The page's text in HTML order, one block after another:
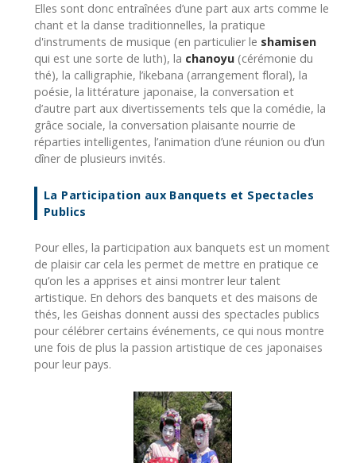
Elles sont donc entraînées d’une part aux arts comme le
chant et la danse traditionnelles, la pratique
d'instruments de musique (en particulier le shamisen
qui est une sorte de luth), la chanoyu (cérémonie du
thé), la calligraphie, l’ikebana (arrangement floral), la
poésie, la littérature japonaise, la conversation et
d’autre part aux divertissements tels que la comédie, la
grâce sociale, la conversation plaisante nourrie de
réparties intelligentes, l’animation d’une réunion ou d’un
dîner de plusieurs invités.
La Participation aux Banquets et Spectacles
Publics
Pour elles, la participation aux banquets est un moment
de plaisir car cela les permet de mettre en pratique ce
qu’on les a apprises et ainsi montrer leur talent
artistique. En dehors des banquets et des maisons de
thés, les Geishas donnent aussi des spectacles publics
pour célébrer certains événements, ce qui nous montre
une fois de plus la passion artistique de ces japonaises
pour leur pays.